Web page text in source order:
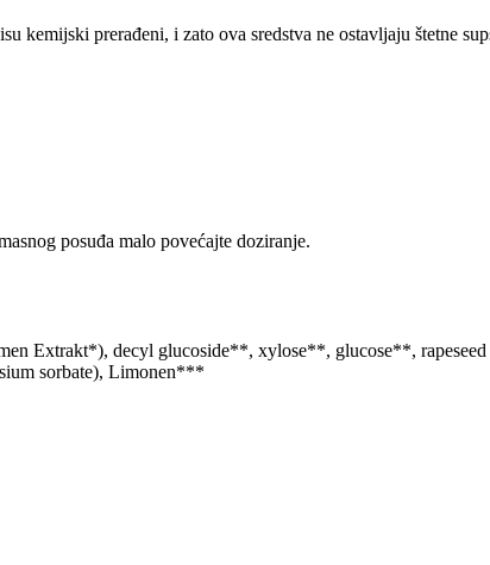
kemijski prerađeni, i zato ova sredstva ne ostavljaju štetne
posuđa malo povećajte doziranje.
Extrakt*), decyl glucoside**, xylose**, glucose**,
sorbate), Limonen***